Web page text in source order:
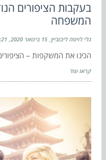
בעקבות הציפורים
המשפחה
גלי לויטה ליבוביץ 15 בינואר 2020
הכינו את המשקפות –
קראו עוד